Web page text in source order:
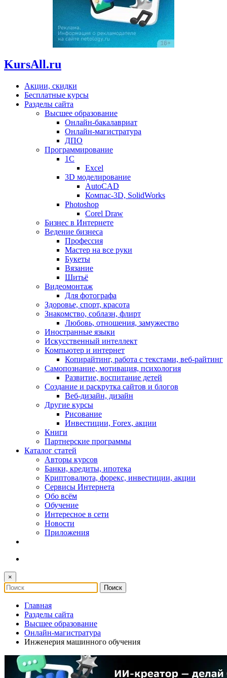
KursAll.ru
Акции, скидки
Бесплатные курсы
Разделы сайта
Высшее образование
Онлайн-бакалавриат
Онлайн-магистратура
ДПО
Программирование
1С
Excel
3D моделирование
AutoCAD
Компас-3D, SolidWorks
Photoshop
Corel Draw
Бизнес в Интернете
Ведение бизнеса
Профессия
Мастер на все руки
Букеты
Вязание
Шитьё
Видеомонтаж
Для фотографа
Здоровье, спорт, красота
Знакомство, соблазн, флирт
Любовь, отношения, замужество
Иностранные языки
Искусственный интеллект
Компьютер и интернет
Копирайтинг, работа с текстами, веб-райтинг
Самопознание, мотивация, психология
Развитие, воспитание детей
Создание и раскрутка сайтов и блогов
Веб-дизайн, дизайн
Другие курсы
Рисование
Инвестиции, Forex, акции
Книги
Партнерские программы
Каталог статей
Авторы курсов
Банки, кредиты, ипотека
Криптовалюта, форекс, инвестиции, акции
Сервисы Интернета
Обо всём
Обучение
Интересное в сети
Новости
Приложения
×
Главная
Разделы сайта
Высшее образование
Онлайн-магистратура
Инженерия машинного обучения